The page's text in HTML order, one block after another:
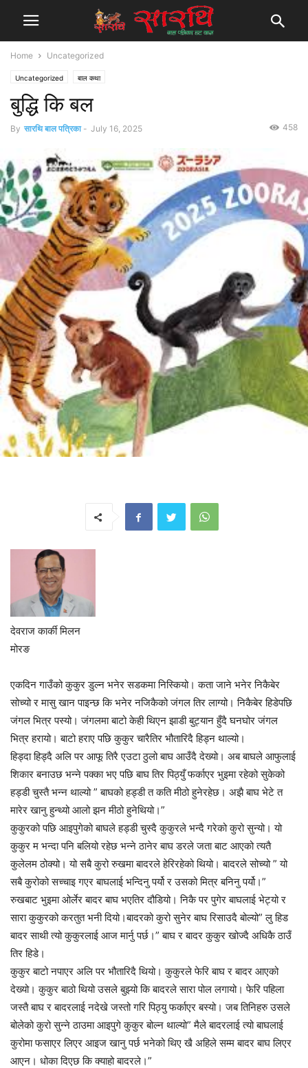
Home Uncategorized
Uncategorized बाल कथा
बुद्धि कि बल
By सारथि बाल पत्रिका - July 16, 2025 458
देवराज कार्की मिलन
मोरङ
एकदिन गाउँको कुकुर डुल्न भनेर सडकमा निस्कियो। कता जाने भनेर निकैबेर
सोच्यो र मासु खान पाइन्छ कि भनेर नजिकैको जंगल तिर लाग्यो। निकैबेर हिडेपछि
जंगल भित्र पस्यो। जंगलमा बाटो केही थिएन झाडी बुट्यान हुँदै घनघोर जंगल
भित्र हरायो। बाटो हराए पछि कुकुर चारैतिर भौतारिदै हिड्न थाल्यो।
हिड्दा हिड्दै अलि पर आफू तिरै एउटा ठुलो बाघ आउँदै देख्यो। अब बाघले आफुलाई
शिकार बनाउछ भन्ने पक्का भए पछि बाघ तिर पिठ्युँ फर्काएर भुइमा रहेको सुकेको
हड्डी चुस्तै भन्न थाल्यो ” बाघको हड्डी त कति मीठो हुनेरहेछ। अझै बाघ भेटे त
मारेर खानु हुन्थ्यो आलो झन मीठो हुनेथियो।”
कुकुरको पछि आइपुगेको बाघले हड्डी चुस्दै कुकुरले भन्दै गरेको कुरो सुन्यो। यो
कुकुर म भन्दा पनि बलियो रहेछ भन्ने ठानेर बाघ डरले जता बाट आएको त्यतै
कुलेलम ठोक्यो। यो सबै कुरो रुखमा बादरले हेरिरहेको थियो। बादरले सोच्यो ” यो
सबै कुरोको सच्चाइ गएर बाघलाई भन्दिनु पर्यो र उसको मित्र बनिनु पर्यो।”
रुखबाट भुइमा ओर्लेर बादर बाघ भएतिर दौडियो। निकै पर पुगेर बाघलाई भेट्यो र
सारा कुकुरको करतुत भनी दियो।बादरको कुरो सुनेर बाघ रिसाउदै बोल्यो” लु हिड
बादर साथी त्यो कुकुरलाई आज मार्नु पर्छ।” बाघ र बादर कुकुर खोज्दै अधिकै ठाउँ
तिर हिडे।
कुकुर बाटो नपाएर अलि पर भौतारिदै थियो। कुकुरले फेरि बाघ र बादर आएको
देख्यो। कुकुर बाठो थियो उसले बुझ्यो कि बादरले सारा पोल लगायो। फेरि पहिला
जस्तै बाघ र बादरलाई नदेखे जस्तो गरि पिठ्यु फर्काएर बस्यो। जब तिनिहरु उसले
बोलेको कुरो सुन्ने ठाउमा आइपुगे कुकुर बोल्न थाल्यो” मैले बादरलाई त्यो बाघलाई
कुरोमा फसाएर लिएर आइज खानु पर्छ भनेको थिए खै अहिले सम्म बादर बाघ लिएर
आएन। धोका दिएछ कि क्याहो बादरले।”